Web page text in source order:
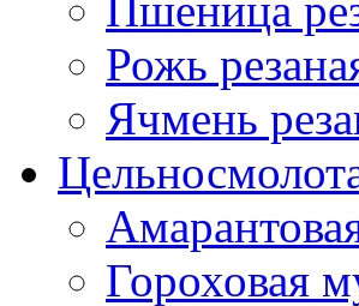
Рожь
Ячмень
Гороховая